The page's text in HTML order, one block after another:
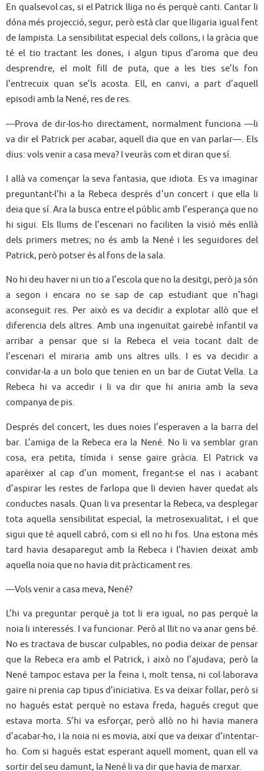
En qualsevol cas, si el Patrick lliga no és perquè canti. Cantar li
dóna més projecció, segur, però està clar que lligaria igual fent
de lampista. La sensibilitat especial dels collons, i la gràcia que
té el tio tractant les dones, i algun tipus d’aroma que deu
desprendre, el molt fill de puta, que a les ties se’ls fon
l’entrecuix quan se’ls acosta. Ell, en canvi, a part d’aquell
episodi amb la Nené, res de res.
—Prova de dir-los-ho directament, normalment funciona —li
va dir el Patrick per acabar, aquell dia que en van parlar—. Els
dius: vols venir a casa meva? I veuràs com et diran que sí.
I allà va començar la seva fantasia, que idiota. Es va imaginar
preguntant-l’hi a la Rebeca després d’un concert i que ella li
deia que sí. Ara la busca entre el públic amb l’esperança que no
hi sigui. Els llums de l’escenari no faciliten la visió més enllà
dels primers metres; no és amb la Nené i les seguidores del
Patrick, però potser és al fons de la sala.
No hi deu haver ni un tio a l’escola que no la desitgi, però ja són
a segon i encara no se sap de cap estudiant que n’hagi
aconseguit res. Per això es va decidir a explotar allò que el
diferencia dels altres. Amb una ingenuïtat gairebé infantil va
arribar a pensar que si la Rebeca el veia tocant dalt de
l’escenari el miraria amb uns altres ulls. I es va decidir a
convidar-la a un bolo que tenien en un bar de Ciutat Vella. La
Rebeca hi va accedir i li va dir que hi aniria amb la seva
companya de pis.
Després del concert, les dues noies l’esperaven a la barra del
bar. L’amiga de la Rebeca era la Nené. No li va semblar gran
cosa, era petita, tímida i sense gaire gràcia. El Patrick va
aparèixer al cap d’un moment, fregant-se el nas i acabant
d’aspirar les restes de farlopa que li devien haver quedat als
conductes nasals. Quan li va presentar la Rebeca, va desplegar
tota aquella sensibilitat especial, la metrosexualitat, i el que
sigui que té aquell cabró, com si ell no hi fos. Una estona més
tard havia desaparegut amb la Rebeca i l’havien deixat amb
aquella noia que no havia dit pràcticament res.
—Vols venir a casa meva, Nené?
L’hi va preguntar perquè ja tot li era igual, no pas perquè la
noia li interessés. I va funcionar. Però al llit no va anar gens bé.
No es tractava de buscar culpables, no podia deixar de pensar
que la Rebeca era amb el Patrick, i això no l’ajudava; però la
Nené tampoc estava per la feina i, molt tensa, ni col·laborava
gaire ni prenia cap tipus d’iniciativa. Es va deixar follar, però si
no hagués estat perquè no estava freda, hagués cregut que
estava morta. S’hi va esforçar, però allò no hi havia manera
d’acabar-ho, i la noia ni es movia, així que va deixar d’intentar-
ho. Com si hagués estat esperant aquell moment, quan ell va
sortir del seu damunt, la Nené li va dir que havia de marxar.